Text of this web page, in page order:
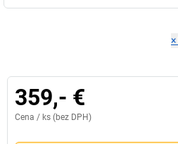
×
359,- €
Cena / ks (bez DPH)